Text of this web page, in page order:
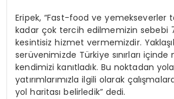
Eripek, “Fast-food ve yemekseverler
kadar çok tercih edilmemizin sebebi
kesintisiz hizmet vermemizdir. Yaklaşık
serüvenimizde Türkiye sınırları
kendimizi kanıtladık. Bu noktadan yola
yatırımlarımızla ilgili olarak
yol haritası belirledik” dedi.